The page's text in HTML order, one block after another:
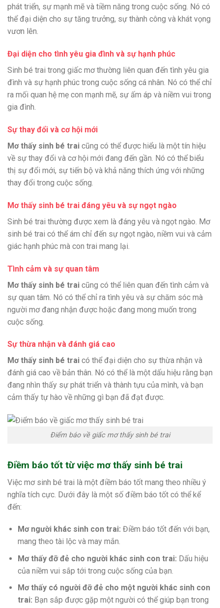
phát triển, sự mạnh mẽ và tiềm năng trong cuộc sống. Nó có
thể đại diện cho sự tăng trưởng, sự thành công và khát vọng
vươn lên.
Đại diện cho tình yêu gia đình và sự hạnh phúc
Sinh bé trai trong giấc mơ thường liên quan đến tình yêu gia
đình và sự hạnh phúc trong cuộc sống cá nhân. Nó có thể chỉ
ra mối quan hệ mẹ con mạnh mẽ, sự ấm áp và niềm vui trong
gia đình.
Sự thay đổi và cơ hội mới
Mơ thấy sinh bé trai cũng có thể được hiểu là một tín hiệu
về sự thay đổi và cơ hội mới đang đến gần. Nó có thể biểu
thị sự đổi mới, sự tiến bộ và khả năng thích ứng với những
thay đổi trong cuộc sống.
Mơ thấy sinh bé trai đáng yêu và sự ngọt ngào
Sinh bé trai thường được xem là đáng yêu và ngọt ngào. Mơ
sinh bé trai có thể ám chỉ đến sự ngọt ngào, niềm vui và cảm
giác hạnh phúc mà con trai mang lại.
Tình cảm và sự quan tâm
Mơ thấy sinh bé trai cũng có thể liên quan đến tình cảm và
sự quan tâm. Nó có thể chỉ ra tình yêu và sự chăm sóc mà
người mơ đang nhận được hoặc đang mong muốn trong
cuộc sống.
Sự thừa nhận và đánh giá cao
Mơ thấy sinh bé trai có thể đại diện cho sự thừa nhận và
đánh giá cao về bản thân. Nó có thể là một dấu hiệu rằng bạn
đang nhìn thấy sự phát triển và thành tựu của mình, và bạn
cảm thấy tự hào về những gì bạn đã đạt được.
Điểm báo về giấc mơ thấy sinh bé trai
Điềm báo tốt từ việc mơ thấy sinh bé trai
Việc mơ sinh bé trai là một điềm báo tốt mang theo nhiều ý
nghĩa tích cực. Dưới đây là một số điềm báo tốt có thể kể
đến:
Mơ người khác sinh con trai: Điềm báo tốt đến với bạn,
mang theo tài lộc và may mắn.
Mơ thấy đỡ đẻ cho người khác sinh con trai: Dấu hiệu
của niềm vui sắp tới trong cuộc sống của bạn.
Mơ thấy có người đỡ đẻ cho một người khác sinh con
trai: Bạn sắp được gặp một người có thể giúp bạn trong